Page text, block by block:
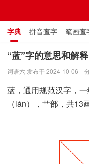
字典 拼音查字 笔画查
通用规范汉字表 叠字大全
“蓝”字的意思和解
词语六 发布于 2024-10-06
蓝，通用规范汉字，
（lán），艹部，共13